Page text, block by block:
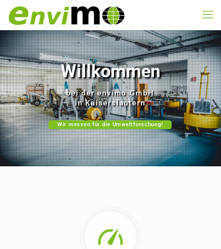
Willkommen
bei der envimo GmbH
in Kaiserslautern
Wir messen für die Umweltforschung!